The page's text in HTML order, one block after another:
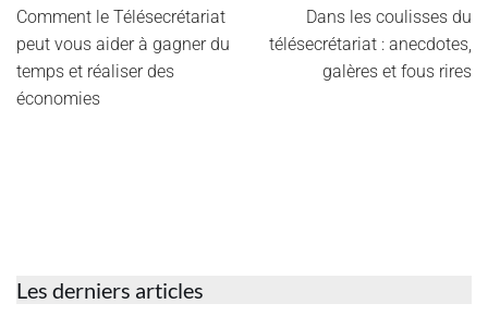
Comment le Télésecrétariat
peut vous aider à gagner du
temps et réaliser des
économies
Dans les coulisses du
télésecrétariat : anecdotes,
galères et fous rires
Les derniers articles